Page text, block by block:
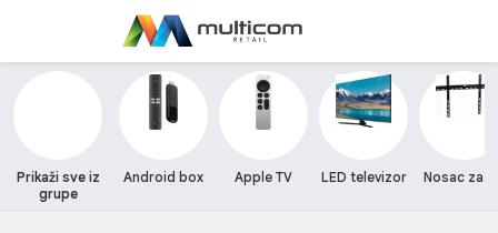
Prikaži sve iz
grupe
Android box Apple TV LED televizor Nosac za